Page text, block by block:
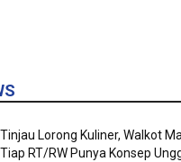
Tinjau Lorong Kuliner, Walkot
Tiap RT/RW Punya Konsep